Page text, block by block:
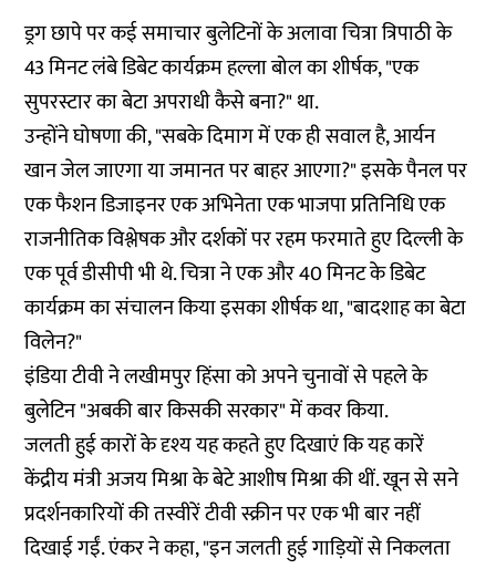
ड्रग छापे पर कई समाचार बुलेटिनों के अलावा चित्रा त्रिपाठी के
43 मिनट लंबे डिबेट कार्यक्रमहल्ला बोलका शीर्षक, "एक
सुपरस्टार का बेटा अपराधी कैसे बना?" था.
उन्होंने घोषणा की, "सबके दिमाग में एक ही सवाल है, आर्यन
खान जेल जाएगा या जमानत पर बाहर आएगा?" इसके पैनल पर
एक फैशन डिजाइनर एक अभिनेता एक भाजपा प्रतिनिधि एक
राजनीतिक विश्लेषक और दर्शकों पर रहम फरमाते हुए दिल्ली के
एक पूर्व डीसीपी भी थे. चित्रा ने एक और 40 मिनट के डिबेट
कार्यक्रमका संचालन किया इसका शीर्षक था, "बादशाह का बेटा
विलेन?"
इंडिया टीवीने लखीमपुर हिंसा को अपने चुनावों से पहले के
बुलेटिन "अबकी बार किसकी सरकार" में कवर किया.
जलती हुई कारों के दृश्य यह कहते हुए दिखाएं कि यह कारें
केंद्रीय मंत्री अजय मिश्रा के बेटे आशीष मिश्रा की थीं. खून से सने
प्रदर्शनकारियों की तस्वीरें टीवी स्क्रीन पर एक भी बार नहीं
दिखाई गईं. एंकर ने कहा, "इन जलती हुई गाड़ियों से निकलता